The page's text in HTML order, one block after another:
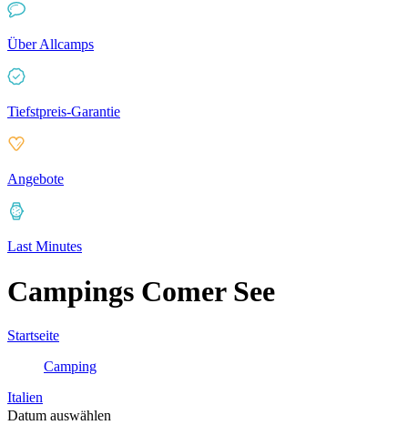
Über Allcamps
Tiefstpreis-Garantie
Angebote
Last Minutes
Campings Comer See
Startseite
Camping
Italien
Datum auswählen